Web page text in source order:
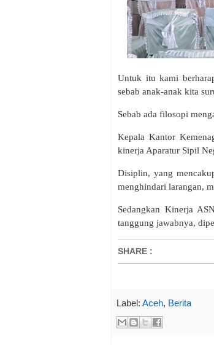
Untuk itu kami
sebab anak-anak kita
Sebab ada filosopi
Kepala Kantor
kinerja Aparatur Sipil
Disiplin, yang
menghindari larangan,
Sedangkan Kinerja
tanggung jawabnya,
SHARE :
Label: Aceh, Berita